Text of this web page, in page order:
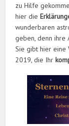
zu Hilfe
hier die
wunderbaren
geben, denn ihre
Sie gibt hier eine
2019, die Ihr